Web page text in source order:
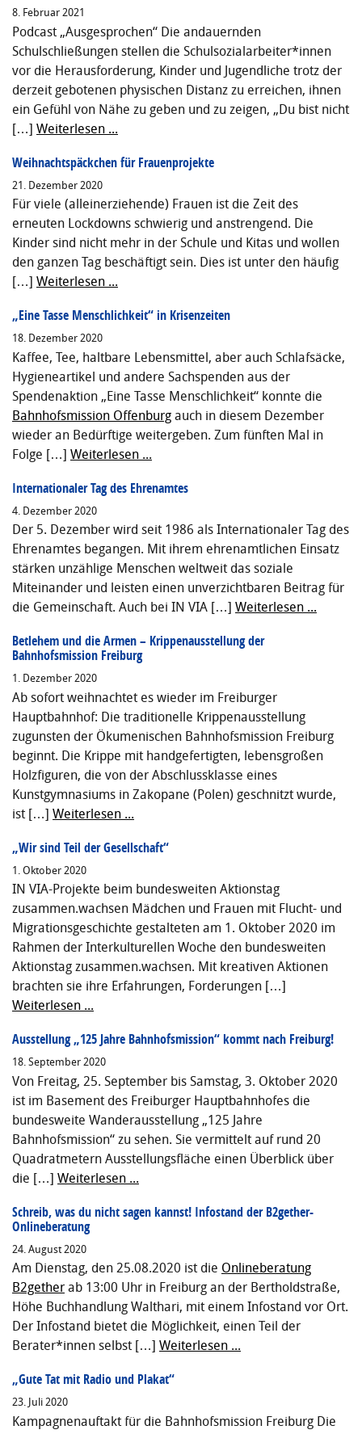
8. Februar 2021
Podcast „Ausgesprochen“ Die andauernden
Schulschließungen stellen die Schulsozialarbeiter*innen
vor die Herausforderung, Kinder und Jugendliche trotz der
derzeit gebotenen physischen Distanz zu erreichen, ihnen
ein Gefühl von Nähe zu geben und zu zeigen, „Du bist nicht
[…] Weiterlesen ...
Weihnachtspäckchen für Frauenprojekte
21. Dezember 2020
Für viele (alleinerziehende) Frauen ist die Zeit des
erneuten Lockdowns schwierig und anstrengend. Die
Kinder sind nicht mehr in der Schule und Kitas und wollen
den ganzen Tag beschäftigt sein. Dies ist unter den häufig
[…] Weiterlesen ...
„Eine Tasse Menschlichkeit“ in Krisenzeiten
18. Dezember 2020
Kaffee, Tee, haltbare Lebensmittel, aber auch Schlafsäcke,
Hygieneartikel und andere Sachspenden aus der
Spendenaktion „Eine Tasse Menschlichkeit“ konnte die
Bahnhofsmission Offenburg auch in diesem Dezember
wieder an Bedürftige weitergeben. Zum fünften Mal in
Folge […] Weiterlesen ...
Internationaler Tag des Ehrenamtes
4. Dezember 2020
Der 5. Dezember wird seit 1986 als Internationaler Tag des
Ehrenamtes begangen. Mit ihrem ehrenamtlichen Einsatz
stärken unzählige Menschen weltweit das soziale
Miteinander und leisten einen unverzichtbaren Beitrag für
die Gemeinschaft. Auch bei IN VIA […] Weiterlesen ...
Betlehem und die Armen – Krippenausstellung der
Bahnhofsmission Freiburg
1. Dezember 2020
Ab sofort weihnachtet es wieder im Freiburger
Hauptbahnhof: Die traditionelle Krippenausstellung
zugunsten der Ökumenischen Bahnhofsmission Freiburg
beginnt. Die Krippe mit handgefertigten, lebensgroßen
Holzfiguren, die von der Abschlussklasse eines
Kunstgymnasiums in Zakopane (Polen) geschnitzt wurde,
ist […] Weiterlesen ...
„Wir sind Teil der Gesellschaft“
1. Oktober 2020
IN VIA-Projekte beim bundesweiten Aktionstag
zusammen.wachsen Mädchen und Frauen mit Flucht- und
Migrationsgeschichte gestalteten am 1. Oktober 2020 im
Rahmen der Interkulturellen Woche den bundesweiten
Aktionstag zusammen.wachsen. Mit kreativen Aktionen
brachten sie ihre Erfahrungen, Forderungen […]
Weiterlesen ...
Ausstellung „125 Jahre Bahnhofsmission“ kommt nach Freiburg!
18. September 2020
Von Freitag, 25. September bis Samstag, 3. Oktober 2020
ist im Basement des Freiburger Hauptbahnhofes die
bundesweite Wanderausstellung „125 Jahre
Bahnhofsmission“ zu sehen. Sie vermittelt auf rund 20
Quadratmetern Ausstellungsfläche einen Überblick über
die […] Weiterlesen ...
Schreib, was du nicht sagen kannst! Infostand der B2gether-
Onlineberatung
24. August 2020
Am Dienstag, den 25.08.2020 ist die Onlineberatung
B2gether ab 13:00 Uhr in Freiburg an der Bertholdstraße,
Höhe Buchhandlung Walthari, mit einem Infostand vor Ort.
Der Infostand bietet die Möglichkeit, einen Teil der
Berater*innen selbst […] Weiterlesen ...
„Gute Tat mit Radio und Plakat“
23. Juli 2020
Kampagnenauftakt für die Bahnhofsmission Freiburg Die